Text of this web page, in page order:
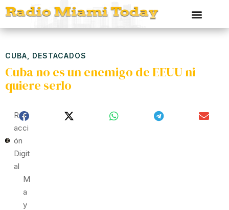
CUBA DESTACADOS
Cuba no es un enemigo de EEUU ni
quiere serlo
Red
Acci
Ón
Digit
Al
M
A
Y